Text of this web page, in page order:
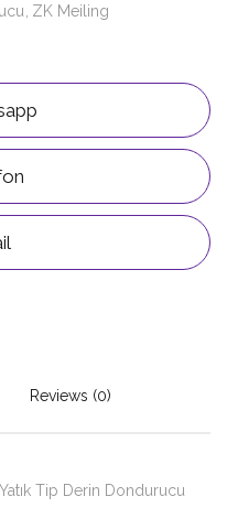
ZK Meiling
Reviews (0)
Tip Derin Dondurucu